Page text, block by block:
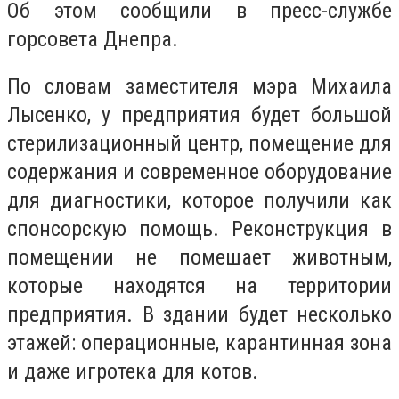
Об этом сообщили в пресс-службе
горсовета Днепра.
По словам заместителя мэра Михаила
Лысенко, у предприятия будет большой
стерилизационный центр, помещение для
содержания и современное оборудование
для диагностики, которое получили как
спонсорскую помощь. Реконструкция в
помещении не помешает животным,
которые находятся на территории
предприятия. В здании будет несколько
этажей: операционные, карантинная зона
и даже игротека для котов.